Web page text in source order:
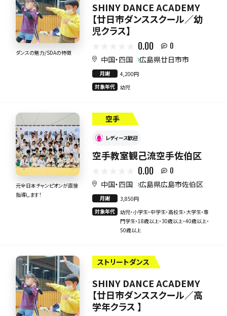
ダンスの魅力/SDAの特徴
SHINY DANCE ACADEMY
【廿日市ダンススクール／幼
児クラス】
0.00 0
中国・四国 広島県廿日市市
月謝
4,200円
対象年代
幼児
元全日本チャンピオンが直接
指導します！
空手
レディース歓迎
空手教室観己流空手佐伯区
0.00 0
中国・四国 広島県広島市佐伯区
月謝
3,850円
対象年代
幼児・小学生・中学生・高校生・大学生・専
門学生・18歳以上・30歳以上・40歳以上・
50歳以上
ストリートダンス
SHINY DANCE ACADEMY
【廿日市ダンススクール／高
学年クラス 】